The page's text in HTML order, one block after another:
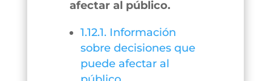
afectar al público.
1.12.1. Información
sobre decisiones que
puede afectar al